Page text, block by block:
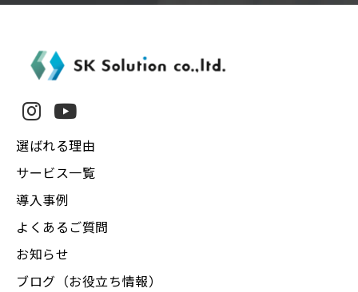
選ばれる理由
サービス一覧
導入事例
よくあるご質問
お知らせ
ブログ（お役立ち情報）